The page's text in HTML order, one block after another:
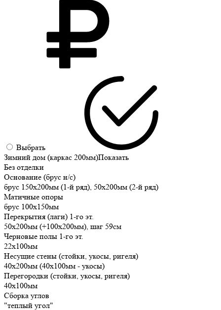
Выбрать
Зимний дом (каркас 200мм)Показать
Без отделки
Основание (брус н/с)
брус 150х200мм (1-й ряд), 50х200мм (2-й ряд)
Матичные опоры
брус 100х150мм
Перекрытия (лаги) 1-го эт.
50х200мм (+100х200мм), шаг 59см
Черновые полы 1-го эт.
22х100мм
Несущие стены (стойки, укосы, ригеля)
40х200мм (40х100мм - укосы)
Перегородки (стойки, укосы, ригеля)
40х100мм
Сборка углов
"теплый угол"